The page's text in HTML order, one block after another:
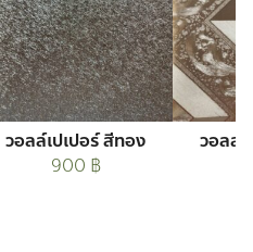
วอลล์เปเปอร์ สีทอง
900 ฿
วอลล์